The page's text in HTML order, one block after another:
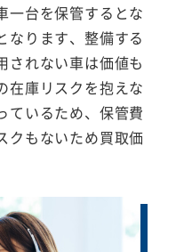
一台を保管するとな
なります、整備する
されない車は価値も
在庫リスクを抱えな
ているため、保管費
クもないため買取価